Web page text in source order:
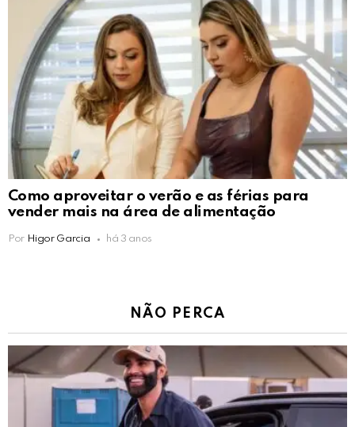
Como aproveitar o verão e as férias para
vender mais na área de alimentação
Por Higor Garcia há 3 anos
NÃO PERCA